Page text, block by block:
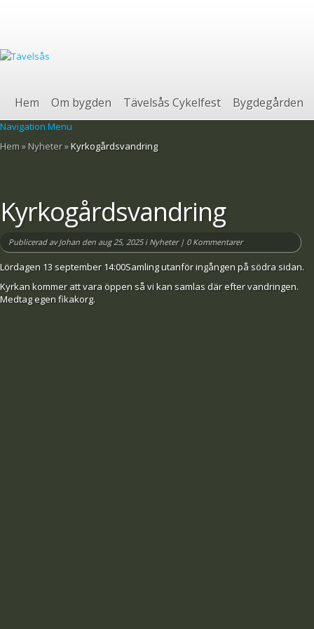
Hem Om bygden Tävelsås Cykelfest Bygdegården
Navigation Menu
Hem » Nyheter»Kyrkogårdsvandring
Kyrkogårdsvandring
Publicerad avJohan den aug 25, 2025 i Nyheter| 0 Kommentarer
Lördagen 13 september 14:00Samling utanför ingången på södra sidan.
Kyrkan kommer att vara öppen så vi kan samlas där efter vandringen.
Medtag egen fikakorg.